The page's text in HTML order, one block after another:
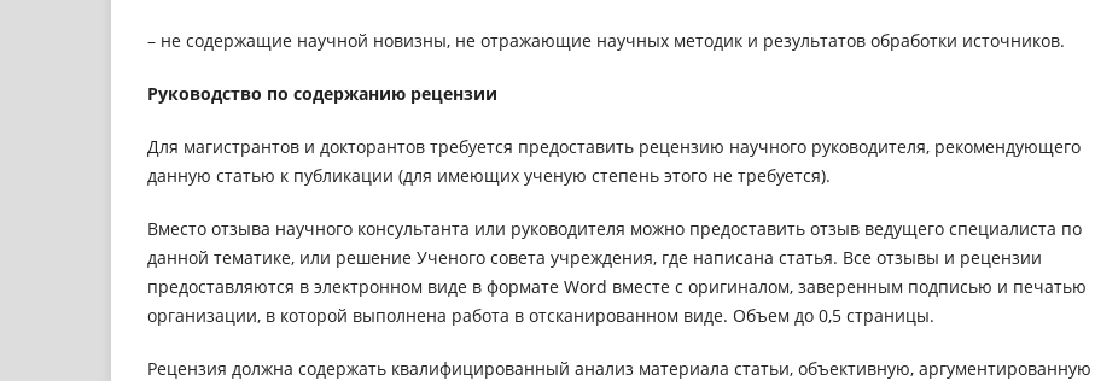
– не содержащие научной новизны, не отражающие научных методик и результатов обработки источников.
Руководство по содержанию рецензии
Для магистрантов и докторантов требуется предоставить рецензию научного руководителя, рекомендующего
данную статью к публикации (для имеющих ученую степень этого не требуется).
Вместо отзыва научного консультанта или руководителя можно предоставить отзыв ведущего специалиста по
данной тематике, или решение Ученого совета учреждения, где написана статья. Все отзывы и рецензии
предоставляются в электронном виде в формате Word вместе с оригиналом, заверенным подписью и печатью
организации, в которой выполнена работа в отсканированном виде. Объем до 0,5 страницы.
Рецензия должна содержать квалифицированный анализ материала статьи, объективную, аргументированную